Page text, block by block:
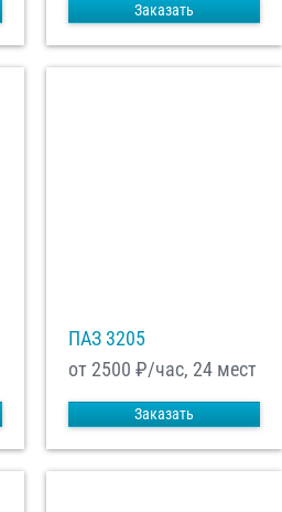
Заказать
ПАЗ 3205
от 2500 ₽/час, 24 мест
Заказать